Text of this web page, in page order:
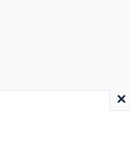
×